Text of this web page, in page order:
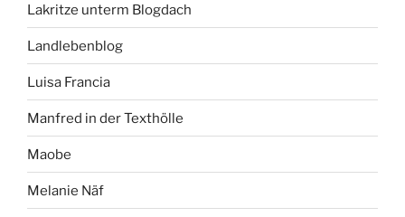
Lakritze unterm Blogdach
Landlebenblog
Luisa Francia
Manfred in der Texthölle
Maobe
Melanie Näf